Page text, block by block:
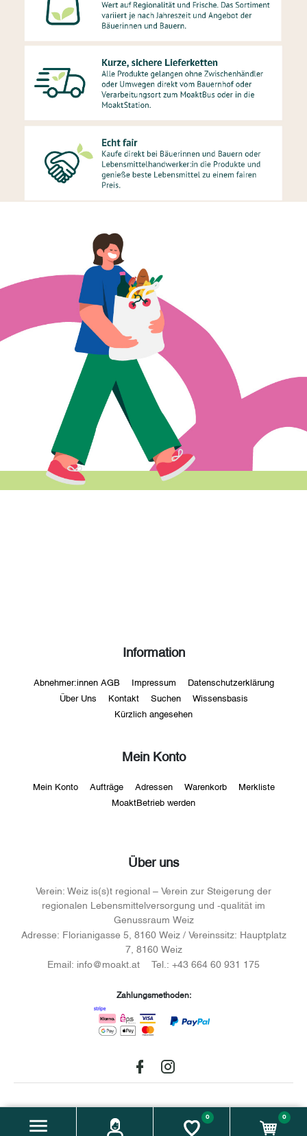
0 0
Information
Abnehmer:innen AGB Impressum Datenschutzerklärung
Über Uns Kontakt Suchen Wissensbasis
Kürzlich angesehen
Mein Konto
Mein Konto Aufträge Adressen Warenkorb Merkliste
MoaktBetrieb werden
Über uns
Verein: Weiz is(s)t regional – Verein zur Steigerung der
regionalen Lebensmittelversorgung und -qualität im
Genussraum Weiz
Adresse: Florianigasse 5, 8160 Weiz / Vereinssitz: Hauptplatz
7, 8160 Weiz
Email: info@moakt.at Tel.: +43 664 60 931 175
Zahlungsmethoden: